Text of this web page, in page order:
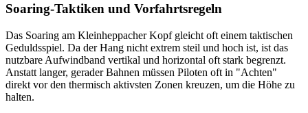
Soaring-Taktiken und Vorfahrtsregeln
Das Soaring am Kleinheppacher Kopf gleicht oft einem taktischen
Geduldsspiel. Da der Hang nicht extrem steil und hoch ist, ist das
nutzbare Aufwindband vertikal und horizontal oft stark begrenzt.
Anstatt langer, gerader Bahnen müssen Piloten oft in "Achten"
direkt vor den thermisch aktivsten Zonen kreuzen, um die Höhe zu
halten.